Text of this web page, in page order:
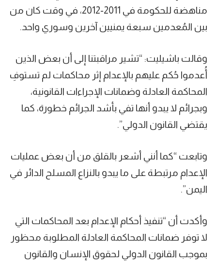
مناهضة للحكومة في 2011-2012، في وقت كان من
بين المُعدمين سبعة يمنيين آخرين وسوري واحد.
وقالت باشيليت: “تشير مراقبتنا إلى أن بعض الذين
أُعدموا حُكم عليهم بالإعدام إثر محاكمات لم تستوفِ
المحاكمة العادلة وضمانات الإجراءات القانونية،
وبجرائم لا يبدو أنها تفي بأشد الجرائم خطورة، كما
يقتضي القانون الدولي”.
وتابعت “كما أنني أشعر بالقلق من أن بعض عمليات
الإعدام مرتبطة على ما يبدو بالنزاع المسلح الدائر في
اليمن”.
وأكدت أن “تنفيذ أحكام الإعدام بعد المحاكمات التي
لا توفر ضمانات المحاكمة العادلة المطلوبة محظور
بموجب القانون الدولي لحقوق الإنسان والقانون